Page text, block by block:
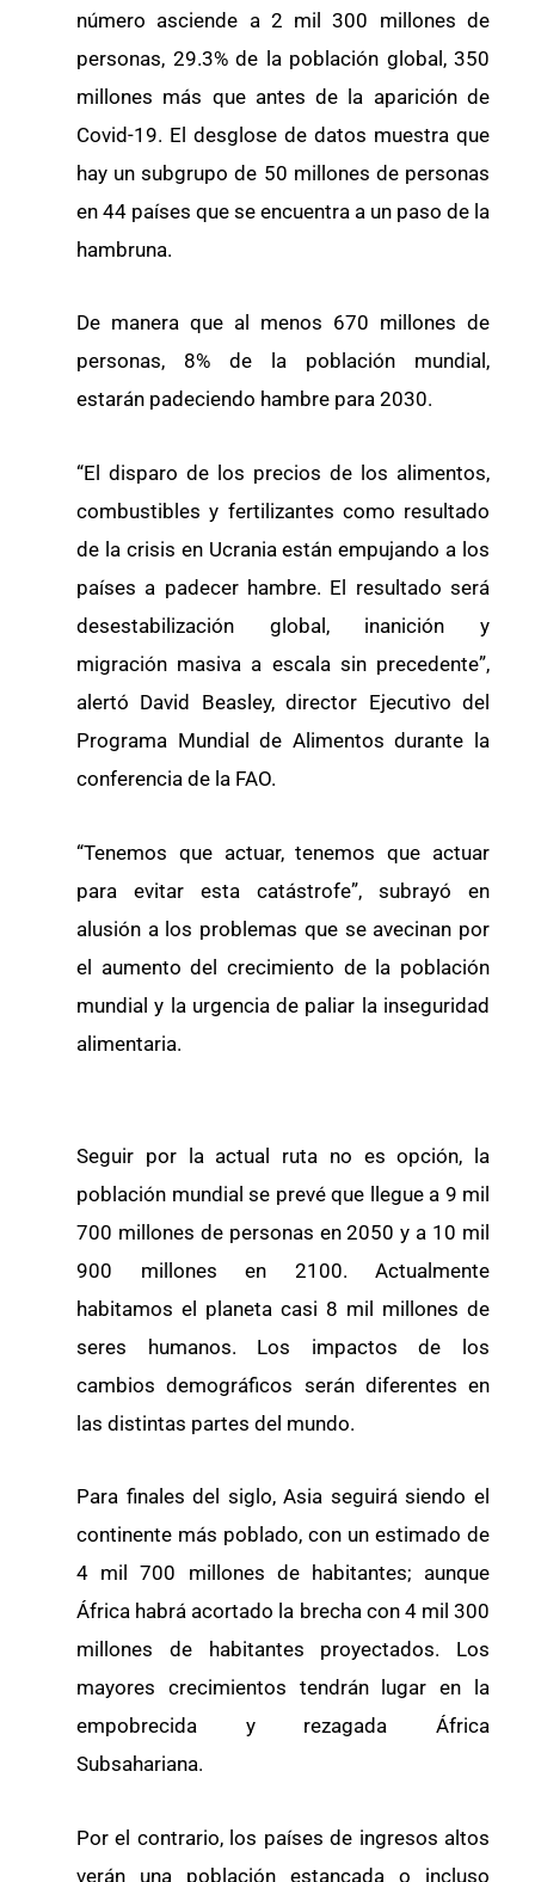
número asciende a 2 mil 300 millones de
personas, 29.3% de la población global, 350
millones más que antes de la aparición de
Covid-19. El desglose de datos muestra que
hay un subgrupo de 50 millones de personas
en 44 países que se encuentra a un paso de la
hambruna.
De manera que al menos 670 millones de
personas, 8% de la población mundial,
estarán padeciendo hambre para 2030.
“El disparo de los precios de los alimentos,
combustibles y fertilizantes como resultado
de la crisis en Ucrania están empujando a los
países a padecer hambre. El resultado será
desestabilización global, inanición y
migración masiva a escala sin precedente”,
alertó David Beasley, director Ejecutivo del
Programa Mundial de Alimentos durante la
conferencia de la FAO.
“Tenemos que actuar, tenemos que actuar
para evitar esta catástrofe”, subrayó en
alusión a los problemas que se avecinan por
el aumento del crecimiento de la población
mundial y la urgencia de paliar la inseguridad
alimentaria.
Seguir por la actual ruta no es opción, la
población mundial se prevé que llegue a 9 mil
700 millones de personas en 2050 y a 10 mil
900 millones en 2100. Actualmente
habitamos el planeta casi 8 mil millones de
seres humanos. Los impactos de los
cambios demográficos serán diferentes en
las distintas partes del mundo.
Para finales del siglo, Asia seguirá siendo el
continente más poblado, con un estimado de
4 mil 700 millones de habitantes; aunque
África habrá acortado la brecha con 4 mil 300
millones de habitantes proyectados. Los
mayores crecimientos tendrán lugar en la
empobrecida y rezagada África
Subsahariana.
Por el contrario, los países de ingresos altos
verán una población estancada o incluso